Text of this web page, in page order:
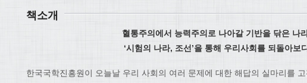
책소개
혈통주의에서 능력주의로 나아갈 기반을 닦은 나
‘시험의 나라, 조선’을 통해 우리사회를 되돌아보
한국국학진흥원이 오늘날 우리 사회의 여러 문제에 대한 해답의 실마리를